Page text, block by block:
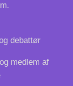
debattør
medlem af